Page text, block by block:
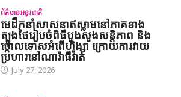
ព័ត៌មានអន្តរជាតិ
មេដឹកនាំសាសនាឥស្លាមនៅភាគខាង
ត្បូងថៃរៀបចំពិធីបួងសួងសន្តិភាព និង
ថ្កោលទោសអំពើហិង្សា ក្រោយការវាយ
ប្រហារនៅណារ៉ាធីវ៉ាត់
July 27, 2026